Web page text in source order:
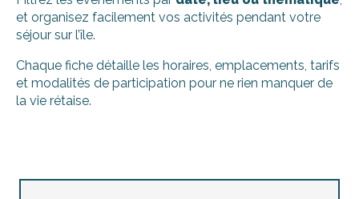
et organisez facilement vos activités pendant votre
séjour sur l’île.
Chaque fiche détaille les horaires, emplacements, tarifs
et modalités de participation pour ne rien manquer de
la vie rétaise.